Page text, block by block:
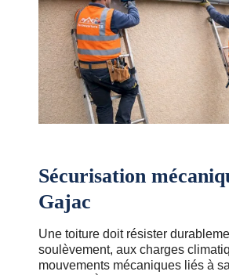
Sécurisation
Gajac
Une toiture doit résister
soulèvement, aux charges
mouvements mécaniques liés à